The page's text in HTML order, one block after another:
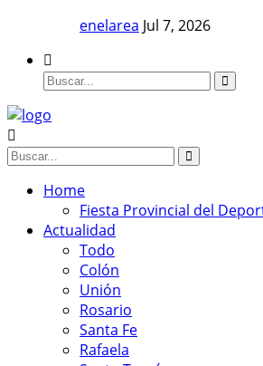
enelarea Jul 7, 2026
Home
Fiesta Provincial del
Actualidad
Todo
Colón
Unión
Rosario
Santa Fe
Rafaela